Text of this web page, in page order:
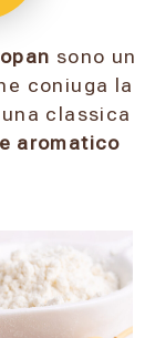
sono un
coniuga la
classica
aromatico